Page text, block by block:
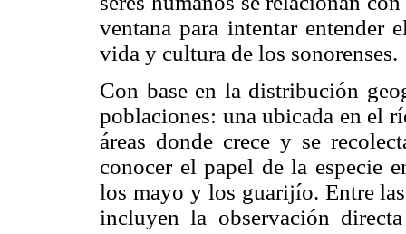
ventana para intentar entender
vida y cultura de los sonorenses.
Con base en la distribución
poblaciones: una ubicada en el
áreas donde crece y se
conocer el papel de la especie
los mayo y los guarijío. Entre
incluyen la observación